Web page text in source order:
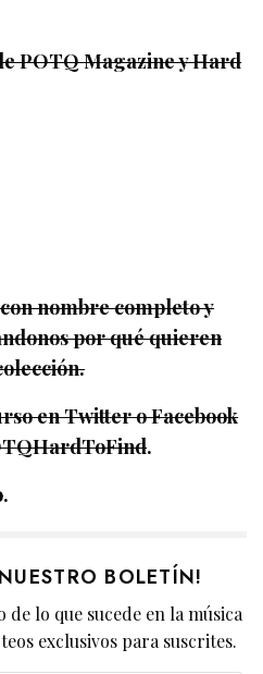
POTQ Magazine y Hard
nombre completo y
por qué quieren
en Twitter o Facebook
.
.
BOLETÍN!
lo que sucede en la música
exclusivos para suscrites.